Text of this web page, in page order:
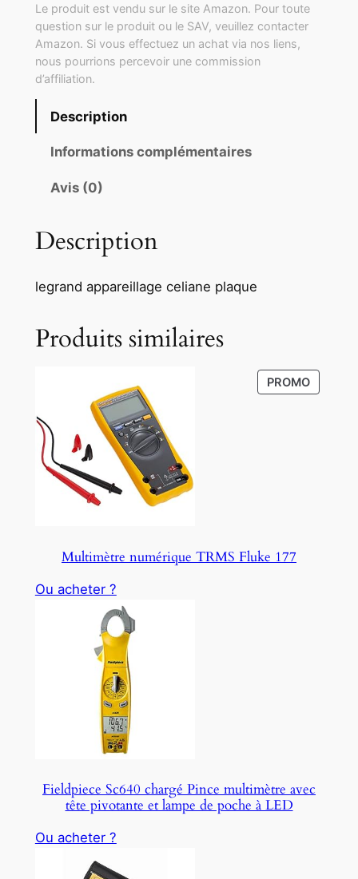
Le produit est vendu sur le site Amazon. Pour toute
question sur le produit ou le SAV, veuillez contacter
Amazon. Si vous effectuez un achat via nos liens,
nous pourrions percevoir une commission
d’affiliation.
Description
Informations complémentaires
Avis (0)
Description
legrand appareillage celiane plaque
Produits similaires
PROMOP
R
Multimètre numérique TRMS Fluke 177
Ou acheter ?
Fieldpiece Sc640 chargé Pince multimètre avec
tête pivotante et lampe de poche à LED
Ou acheter ?